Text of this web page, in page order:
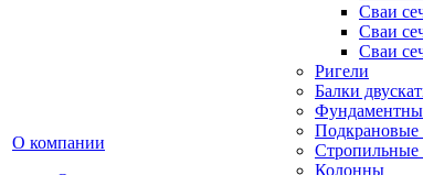
О компании
Сваи
Сваи
Сваи
Ригели
Балки
Подкрановые
Стропильные
Колонны